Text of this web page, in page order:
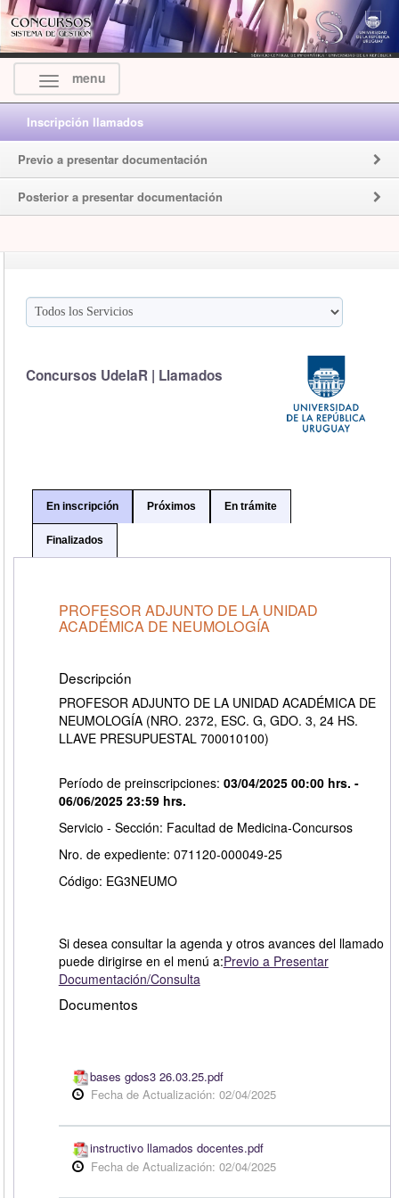
menu
Inscripción llamados
Previo a presentar documentación
Posterior a presentar documentación
Concursos UdelaR | Llamados
En inscripción Próximos En trámite
Finalizados
PROFESOR ADJUNTO DE LA UNIDAD
ACADÉMICA DE NEUMOLOGÍA
Descripción
PROFESOR ADJUNTO DE LA UNIDAD ACADÉMICA DE
NEUMOLOGÍA (NRO. 2372, ESC. G, GDO. 3, 24 HS.
LLAVE PRESUPUESTAL 700010100)
Período de preinscripciones: 03/04/2025 00:00 hrs. -
06/06/2025 23:59 hrs.
Servicio - Sección: Facultad de Medicina-Concursos
Nro. de expediente: 071120-000049-25
Código: EG3NEUMO
Si desea consultar la agenda y otros avances del llamado
puede dirigirse en el menú a:Previo a Presentar
Documentación/Consulta
Documentos
bases gdos3 26.03.25.pdf
Fecha de Actualización: 02/04/2025
instructivo llamados docentes.pdf
Fecha de Actualización: 02/04/2025